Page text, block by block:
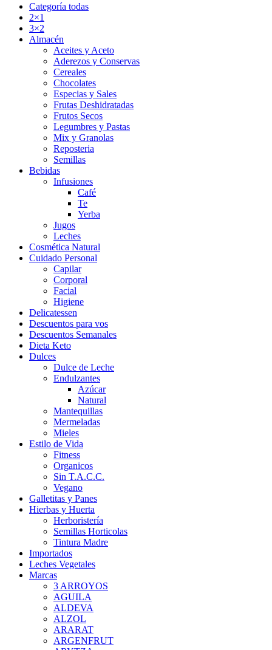
Categoría todas
2×1
3×2
Almacén
Aceites y Aceto
Aderezos y Conservas
Cereales
Chocolates
Especias y Sales
Frutas Deshidratadas
Frutos Secos
Legumbres y Pastas
Mix y Granolas
Reposteria
Semillas
Bebidas
Infusiones
Café
Te
Yerba
Jugos
Leches
Cosmética Natural
Cuidado Personal
Capilar
Corporal
Facial
Higiene
Delicatessen
Descuentos para vos
Descuentos Semanales
Dieta Keto
Dulces
Dulce de Leche
Endulzantes
Azúcar
Natural
Mantequillas
Mermeladas
Mieles
Estilo de Vida
Fitness
Organicos
Sin T.A.C.C.
Vegano
Galletitas y Panes
Hierbas y Huerta
Herboristería
Semillas Horticolas
Tintura Madre
Importados
Leches Vegetales
Marcas
3 ARROYOS
AGUILA
ALDEVA
ALZOL
ARARAT
ARGENFRUT